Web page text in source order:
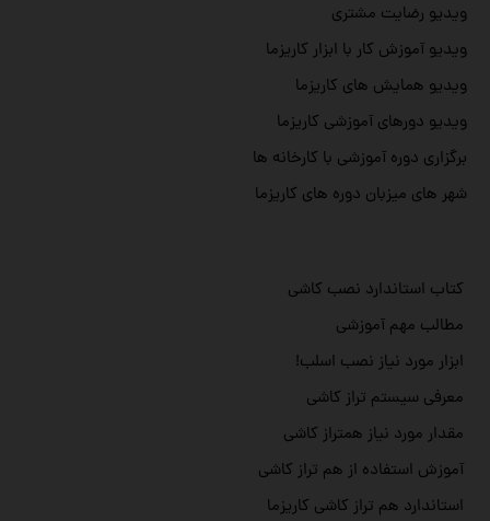
ویدیو رضایت مشتری
ویدیو آموزش کار با ابزار کاریزما
ویدیو همایش های کاریزما
ویدیو دورهای آموزشی کاریزما
برگزاری دوره آموزشی با کارخانه ها
شهر های میزبان دوره های کاریزما
کتاب استاندارد نصب کاشی
مطالب مهم آموزشی
ابزار مورد نیاز نصب اسلب!
معرفی سیستم تراز کاشی
مقدار مورد نیاز همتراز کاشی
آموزش استفاده از هم تراز کاشی
استاندارد هم تراز کاشی کاریزما